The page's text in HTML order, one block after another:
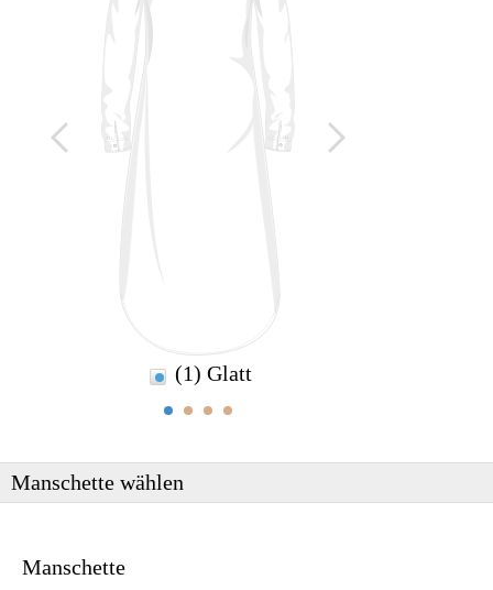
(1) Glatt
Manschette wählen
Manschette